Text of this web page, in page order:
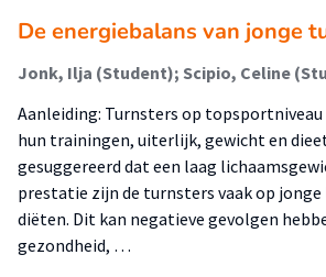
De energiebalans van jonge
Aanleiding: Turnsters op
hun trainingen, uiterlijk, gewicht en
gesuggereerd dat een laag
prestatie zijn de turnsters vaak op
diëten. Dit kan negatieve gevolgen
gezondheid, …